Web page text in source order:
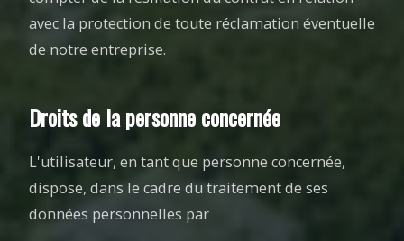
avec la protection de toute réclamation éventuelle
de notre entreprise.
Droits de la personne concernée
L'utilisateur, en tant que personne concernée,
dispose, dans le cadre du traitement de ses
données personnelles par